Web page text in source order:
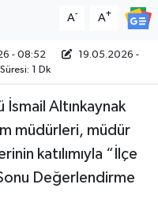
A- A+
- 08:52
19.05.2026 -
1 Dk
Altınkaynak
müdürleri, müdür
katılımıyla “İlçe
Değerlendirme